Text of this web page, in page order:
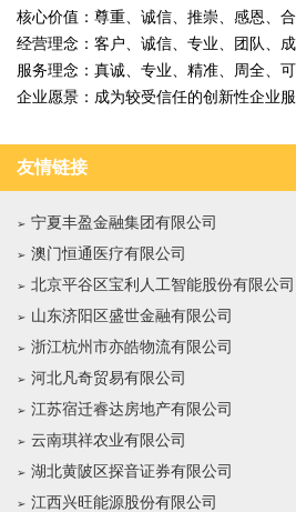
核心价值：尊重、诚信、推崇、感恩、
经营理念：客户、诚信、专业、团队、
服务理念：真诚、专业、精准、周全、
企业愿景：成为较受信任的创新性企业
友情链接
宁夏丰盈金融集团有限公司
澳门恒通医疗有限公司
北京平谷区宝利人工智能股份有限公司
山东济阳区盛世金融有限公司
浙江杭州市亦皓物流有限公司
河北凡奇贸易有限公司
江苏宿迁睿达房地产有限公司
云南琪祥农业有限公司
湖北黄陂区探音证券有限公司
江西兴旺能源股份有限公司